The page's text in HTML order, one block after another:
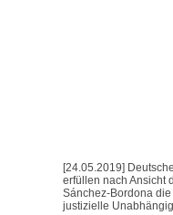
[24.05.2019]
erfüllen nach Ansicht
Sánchez-Bordona
justizielle